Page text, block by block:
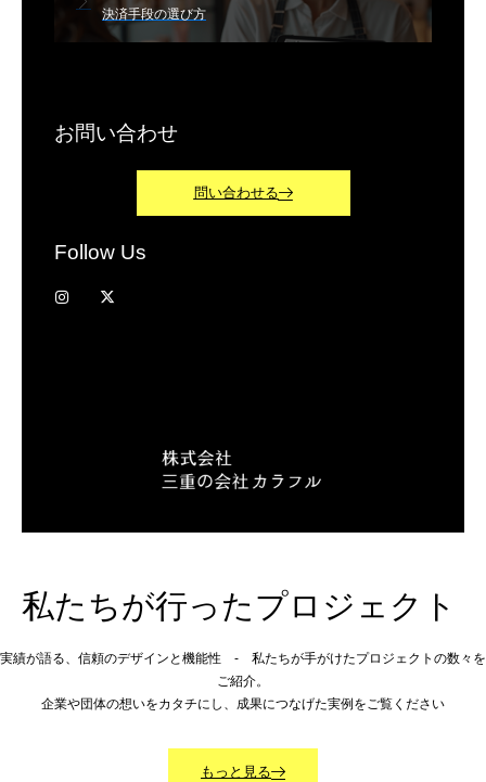
決済手段の選び方
お問い合わせ
問い合わせる
Follow Us
私たちが行ったプロジェクト
実績が語る、信頼のデザインと機能性 - 私たちが手がけたプロジェクトの数々を
ご紹介。
企業や団体の想いをカタチにし、成果につなげた実例をご覧ください
もっと見る